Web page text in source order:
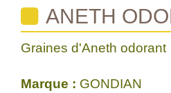
ANETH
Graines d'Aneth odorant
Marque : GONDIAN